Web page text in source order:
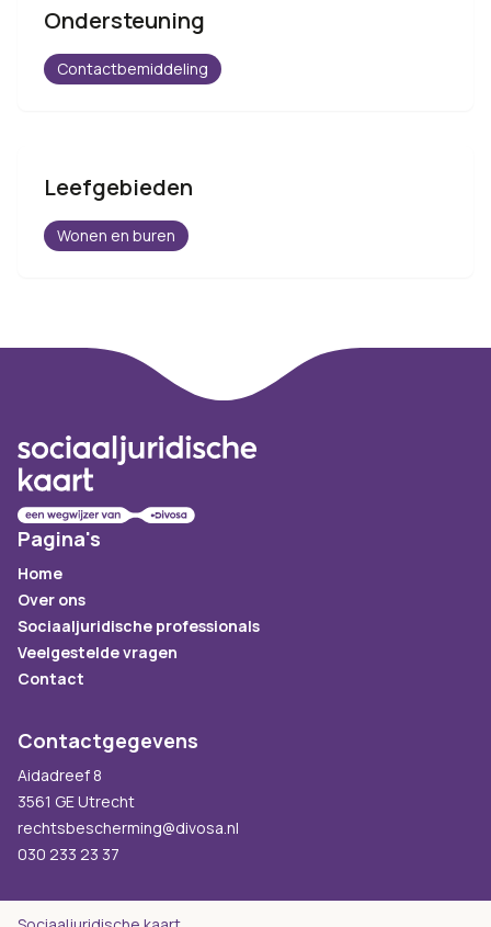
Ondersteuning
Contactbemiddeling
Leefgebieden
Wonen en buren
Pagina's
Home
Over ons
Sociaaljuridische professionals
Veelgestelde vragen
Contact
Contactgegevens
Aidadreef 8
3561 GE Utrecht
rechtsbescherming@divosa.nl
030 233 23 37